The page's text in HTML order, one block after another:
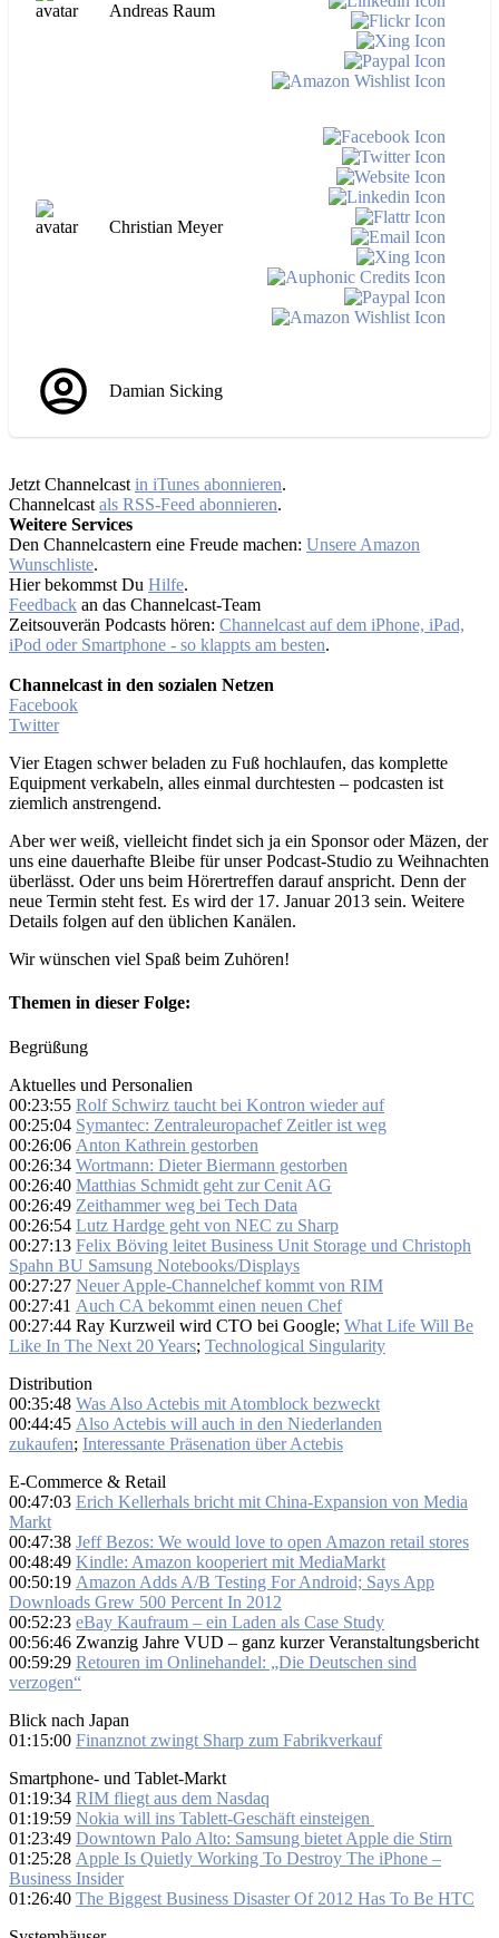
Andreas Raum
Christian Meyer
Damian Sicking
Jetzt Channelcast in iTunes abonnieren.
Channelcast als RSS-Feed abonnieren.
Weitere Services
Den Channelcastern eine Freude machen: Unsere Amazon
Wunschliste.
Hier bekommst Du Hilfe.
Feedback an das Channelcast-Team
Zeitsouverän Podcasts hören: Channelcast auf dem iPhone, iPad,
iPod oder Smartphone - so klappts am besten.
Channelcast in den sozialen Netzen
Facebook
Twitter
Vier Etagen schwer beladen zu Fuß hochlaufen, das komplette
Equipment verkabeln, alles einmal durchtesten – podcasten ist
ziemlich anstrengend.
Aber wer weiß, vielleicht findet sich ja ein Sponsor oder Mäzen, der
uns eine dauerhafte Bleibe für unser Podcast-Studio zu Weihnachten
überlässt. Oder uns beim Hörertreffen darauf anspricht. Denn der
neue Termin steht fest. Es wird der 17. Januar 2013 sein. Weitere
Details folgen auf den üblichen Kanälen.
Wir wünschen viel Spaß beim Zuhören!
Themen in dieser Folge:
Begrüßung
Aktuelles und Personalien
00:23:55 Rolf Schwirz taucht bei Kontron wieder auf
00:25:04 Symantec: Zentraleuropachef Zeitler ist weg
00:26:06 Anton Kathrein gestorben
00:26:34 Wortmann: Dieter Biermann gestorben
00:26:40 Matthias Schmidt geht zur Cenit AG
00:26:49 Zeithammer weg bei Tech Data
00:26:54 Lutz Hardge geht von NEC zu Sharp
00:27:13 Felix Böving leitet Business Unit Storage und Christoph
Spahn BU Samsung Notebooks/Displays
00:27:27 Neuer Apple-Channelchef kommt von RIM
00:27:41 Auch CA bekommt einen neuen Chef
00:27:44 Ray Kurzweil wird CTO bei Google; What Life Will Be
Like In The Next 20 Years; Technological Singularity
Distribution
00:35:48 Was Also Actebis mit Atomblock bezweckt
00:44:45 Also Actebis will auch in den Niederlanden
zukaufen; Interessante Präsenation über Actebis
E-Commerce & Retail
00:47:03 Erich Kellerhals bricht mit China-Expansion von Media
Markt
00:47:38 Jeff Bezos: We would love to open Amazon retail stores
00:48:49 Kindle: Amazon kooperiert mit MediaMarkt
00:50:19 Amazon Adds A/B Testing For Android; Says App
Downloads Grew 500 Percent In 2012
00:52:23 eBay Kaufraum – ein Laden als Case Study
00:56:46 Zwanzig Jahre VUD – ganz kurzer Veranstaltungsbericht
00:59:29 Retouren im Onlinehandel: „Die Deutschen sind
verzogen“
Blick nach Japan
01:15:00 Finanznot zwingt Sharp zum Fabrikverkauf
Smartphone- und Tablet-Markt
01:19:34 RIM fliegt aus dem Nasdaq
01:19:59 Nokia will ins Tablett-Geschäft einsteigen
01:23:49 Downtown Palo Alto: Samsung bietet Apple die Stirn
01:25:28 Apple Is Quietly Working To Destroy The iPhone –
Business Insider
01:26:40 The Biggest Business Disaster Of 2012 Has To Be HTC